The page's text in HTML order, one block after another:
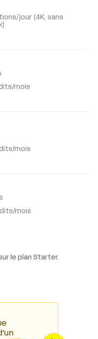
jour (4K, sans
mois
mois
mois
le plan Starter.